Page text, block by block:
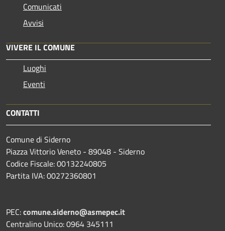
Comunicati
Avvisi
VIVERE IL COMUNE
Luoghi
Eventi
CONTATTI
Comune di Siderno
Piazza Vittorio Veneto - 89048 - Siderno
Codice Fiscale: 00132240805
Partita IVA: 00272360801
PEC:comune.siderno@asmepec.it
Centralino Unico: 0964 345111